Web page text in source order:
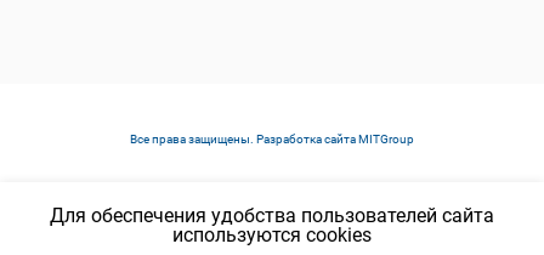
Для обеспечения удобства пользователей сайта
используются cookies
Все права защищены. Разработка сайтаMITGroup